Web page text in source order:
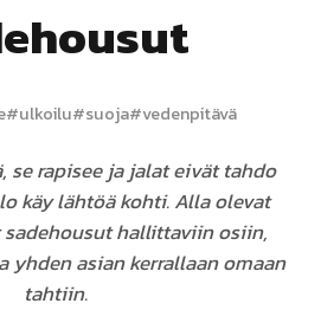
#ulkoilu#suoja#vedenpitävä
se rapisee ja jalat eivät tahdo
käy lähtöä kohti. Alla olevat
hallittaviin osiin,
yhden asian kerrallaan omaan
tahtiin.